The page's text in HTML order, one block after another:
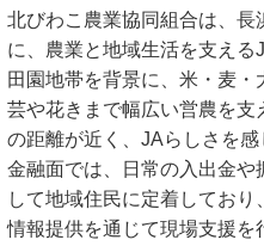
北びわこ農業協同組合は、
に、農業と地域生活を支え
田園地帯を背景に、米・麦
芸や花きまで幅広い営農を
の距離が近く、JAらしさを感
金融面では、日常の入出金や
して地域住民に定着してお
情報提供を通じて現場支援